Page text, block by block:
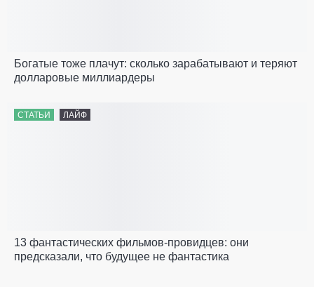
Богатые тоже плачут: сколько зарабатывают и теряют
долларовые миллиардеры
СТАТЬИ ЛАЙФ
13 фантастических фильмов-провидцев: они
предсказали, что будущее не фантастика